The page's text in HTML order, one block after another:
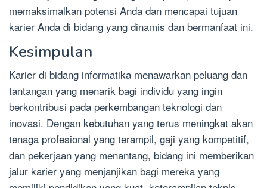
memaksimalkan potensi Anda dan mencapai tujuan
karier Anda di bidang yang dinamis dan bermanfaat ini.
Kesimpulan
Karier di bidang informatika menawarkan peluang dan
tantangan yang menarik bagi individu yang ingin
berkontribusi pada perkembangan teknologi dan
inovasi. Dengan kebutuhan yang terus meningkat akan
tenaga profesional yang terampil, gaji yang kompetitif,
dan pekerjaan yang menantang, bidang ini memberikan
jalur karier yang menjanjikan bagi mereka yang